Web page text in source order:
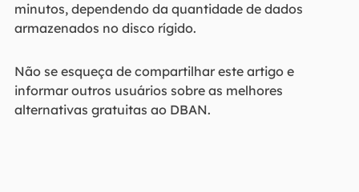
minutos, dependendo da quantidade de dados
armazenados no disco rígido.
Não se esqueça de compartilhar este artigo e
informar outros usuários sobre as melhores
alternativas gratuitas ao DBAN.